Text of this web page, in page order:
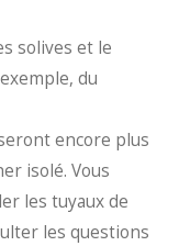
solives et le
du
encore plus
isolé. Vous
les tuyaux de
les questions